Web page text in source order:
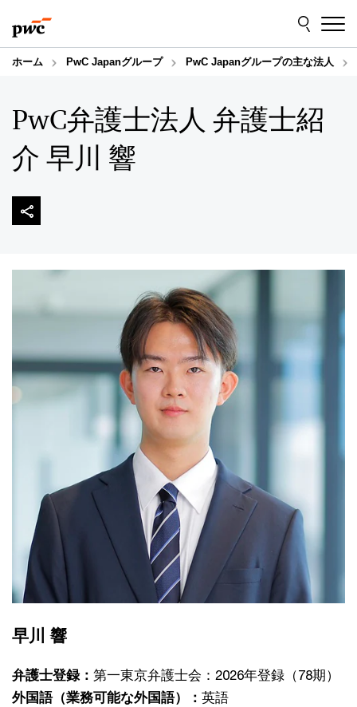
to
content
to
footer
ホーム PwC Japanグループ PwC Japanグループの主な法人
PwC弁護士法人 弁護士紹
介 早川 響
早川 響
弁護士登録： 第一東京弁護士会：2026年登録（78期）
外国語（業務可能な外国語）： 英語